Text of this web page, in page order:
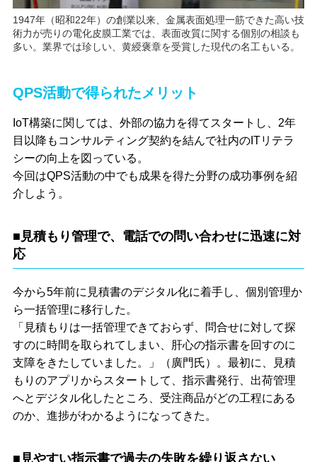
1947年（昭和22年）の創業以来、金属表面処理一筋できた高い技
術力が売りの電化皮膜工業では、表面改質に関する個別の相談も
多い。業界では珍しい、黄綬褒章を受賞した現代の名工もいる。
QPS活動で得られたメリット
IoT構築に関しては、外部の協力を得てスタートし、2年
目以降もコンサルティング契約を結んで社内のITリテラ
シーの向上を図っている。
今回はQPS活動の中でも成果を得た分野の成功事例を紹
介しよう。
■見積もり管理で、電話での問い合わせに迅速に対
応
今から5年前に見積書のデジタル化に着手し、個別管理か
ら一括管理に移行した。
「見積もりは一括管理できておらず、問合せに対して探
すのに時間を取られてしまい、肝心の指示書を回すのに
支障をきたしていました。」（廣門氏）。最初に、見積
もりのアプリからスタートして、指示書発行、出荷管理
へとデジタル化したところ、受注商品がどの工程にある
のか、進捗がわかるようになってきた。
■見やすい指示書で過去の失敗を繰り返さない